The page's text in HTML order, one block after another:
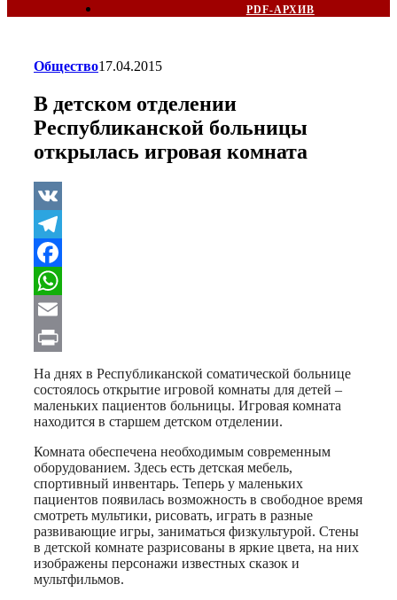
PDF-АРХИВ
Общество17.04.2015
В детском отделении
Республиканской больницы
открылась игровая комната
VK
Telegram
Facebook
WhatsApp
Email
Print
На днях в Республиканской соматической больнице
состоялось открытие игровой комнаты для детей –
маленьких пациентов больницы. Игровая комната
находится в старшем детском отделении.
Комната обеспечена необходимым современным
оборудованием. Здесь есть детская мебель,
спортивный инвентарь. Теперь у маленьких
пациентов появилась возможность в свободное время
смотреть мультики, рисовать, играть в разные
развивающие игры, заниматься физкультурой. Стены
в детской комнате разрисованы в яркие цвета, на них
изображены персонажи известных сказок и
мультфильмов.